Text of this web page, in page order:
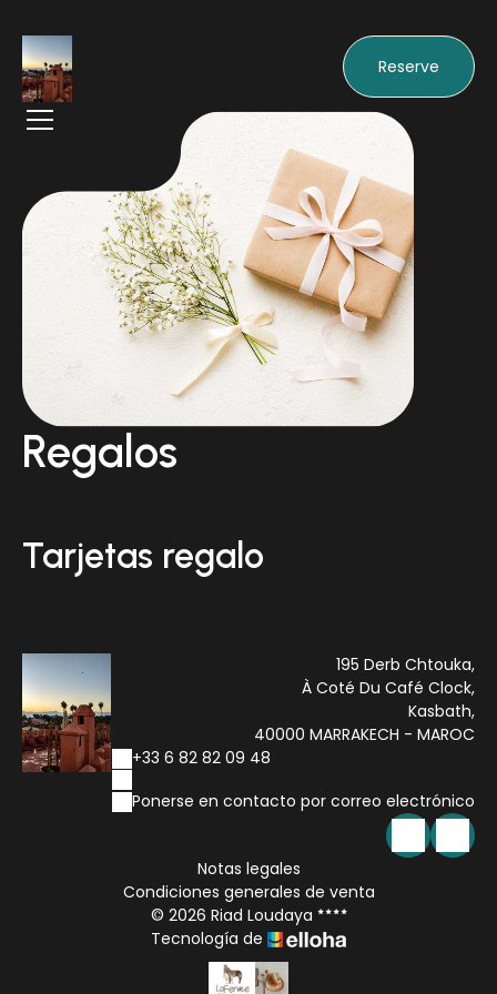
Reserve
Regalos
Tarjetas regalo
195 Derb Chtouka,
À Coté Du Café Clock,
Kasbath,
40000 MARRAKECH - MAROC
+33 6 82 82 09 48
Ponerse en contacto por correo electrónico
Notas legales
Condiciones generales de venta
© 2026 Riad Loudaya
Tecnología de